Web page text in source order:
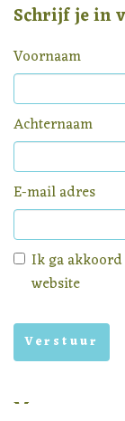
Schrijf je in
Voornaam
Achternaam
E-mail adres
Ik ga
website
Menu